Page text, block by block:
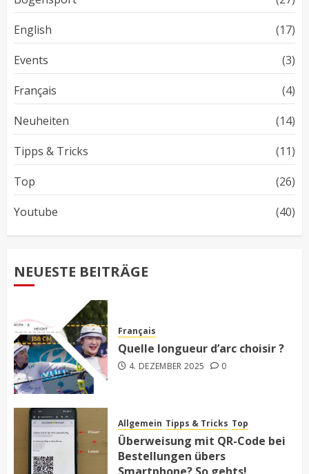
English
(17)
Events
(3)
Français
(4)
Neuheiten
(14)
Tipps & Tricks
(11)
Top
(26)
Youtube
(40)
NEUESTE BEITRÄGE
Français
Quelle longueur d’arc choisir ?
4. DEZEMBER 2025 0
Allgemein Tipps & Tricks Top
Überweisung mit QR-Code bei
Bestellungen übers